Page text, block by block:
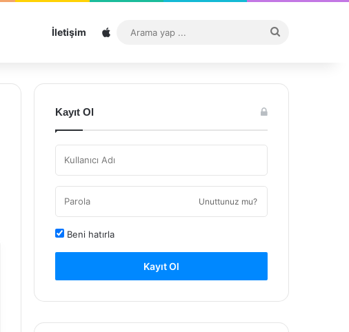
İletişim Sitemap
...
Kayıt Ol
Unuttunuz mu?
Beni hatırla
Kayıt Ol